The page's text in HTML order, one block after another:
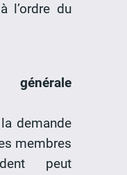
l’ordre du
demande
membres
peut